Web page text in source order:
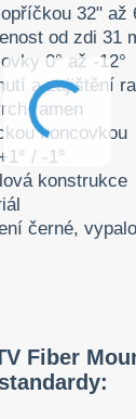
32" až
od zdi 31
0° až -12°
a zajištění
ramen
koncovkou
/ -1°
konstrukce
černé,
Fiber